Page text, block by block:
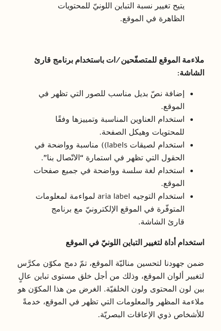
يتيح تغيير نسبة التباين اللونيّ للمحتويات
الظاهرة في الموقع.
ملاءمة الموقع للمتصفّحين/ات باستخدام برنامج قارئ
الشاشة:
إضافة نصّ بديل مناسب للصور التي تظهر في
الموقع.
استخدام العناوين المناسبة وتمييزها وفقًا
للمحتويات وهيكل الصفحة.
استخدام لصيقات labels)) مناسبة وواضحة في
الحقول التي تظهر في استمارة “الاتّصال بنا”.
استخدام لغة سلسة وواضحة في جميع صفحات
الموقع.
استخدام التوجيه aria label لمواءمة لمعلومات
المتوفّرة في الموقع الإلكترونيّ مع برنامج
قارئ الشاشة.
استخدام أداة لتغيير التباين اللونيّ في الموقع
ضمن جهودنا لتحسين مناليّة الموقع، تمّ دمج مكوّن مكرَّس
لتغيير ألوان الموقع، وذلك من أجل خلق مستوى تباين عالٍ
بين لون المحتوى ولون الخلفيّة. الغرض من هذا المكوّن هو
ملاءمة المظهر والمعلومات التي تظهر في الموقع، خدمةً
للأشخاص ذوي الإعاقات البصريّة.